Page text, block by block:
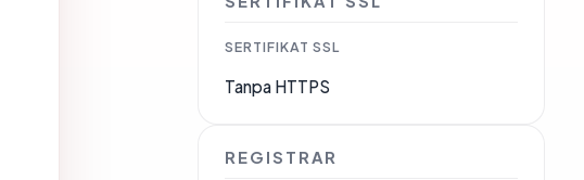
SERTIFIKAT SSL
Tanpa HTTPS
REGISTRAR